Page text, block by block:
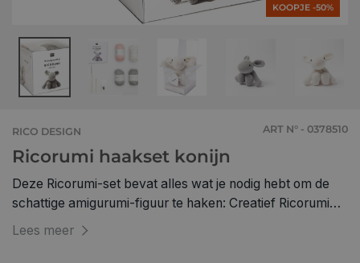
KOOPJE -50%
RICO DESIGN ART N° - 0378510
Ricorumi haakset konijn
Deze Ricorumi-set bevat alles wat je nodig hebt om de
schattige amigurumi-figuur te haken: Creatief Ricorumi
dk-garen in verschillende kleuren, haak- en naainaald en
Lees meer